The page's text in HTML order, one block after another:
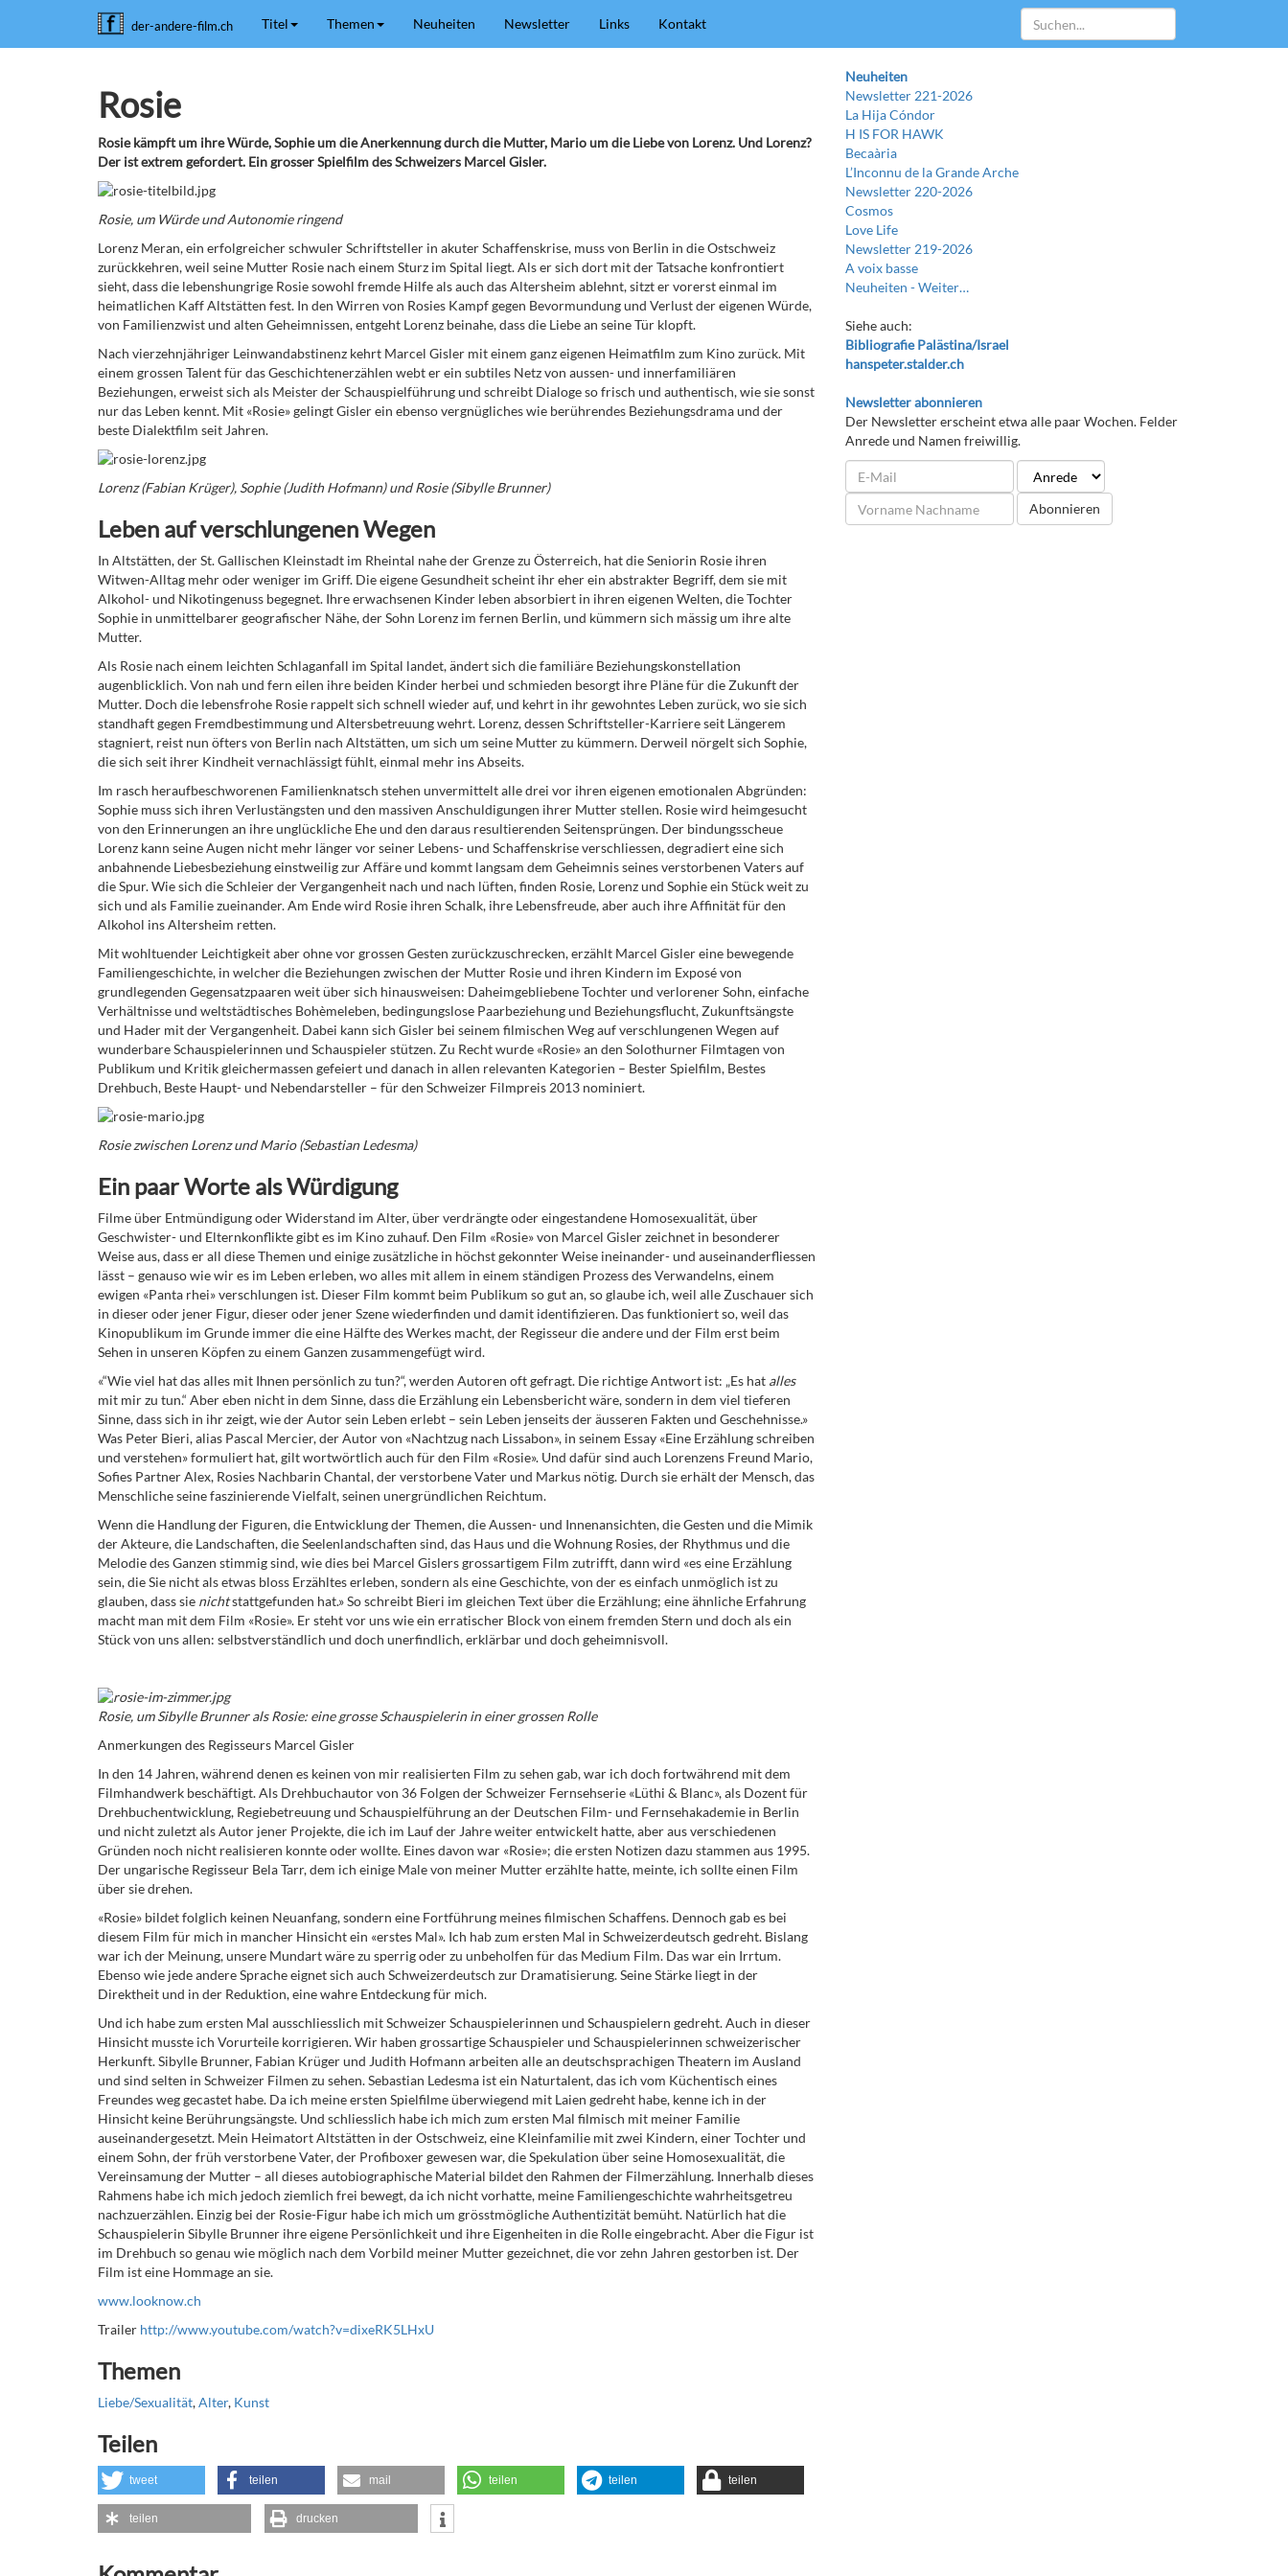
der-andere-film.ch Titel Themen Neuheiten Newsletter Links Kontakt
Rosie
Rosie kämpft um ihre Würde, Sophie um die Anerkennung durch die Mutter, Mario um die Liebe von Lorenz. Und Lorenz?
Der ist extrem gefordert. Ein grosser Spielfilm des Schweizers Marcel Gisler.
Rosie, um Würde und Autonomie ringend
Lorenz Meran, ein erfolgreicher schwuler Schriftsteller in akuter Schaffenskrise, muss von Berlin in die Ostschweiz
zurückkehren, weil seine Mutter Rosie nach einem Sturz im Spital liegt. Als er sich dort mit der Tatsache konfrontiert
sieht, dass die lebenshungrige Rosie sowohl fremde Hilfe als auch das Altersheim ablehnt, sitzt er vorerst einmal im
heimatlichen Kaff Altstätten fest. In den Wirren von Rosies Kampf gegen Bevormundung und Verlust der eigenen Würde,
von Familienzwist und alten Geheimnissen, entgeht Lorenz beinahe, dass die Liebe an seine Tür klopft.
Nach vierzehnjähriger Leinwandabstinenz kehrt Marcel Gisler mit einem ganz eigenen Heimatfilm zum Kino zurück. Mit
einem grossen Talent für das Geschichtenerzählen webt er ein subtiles Netz von aussen- und innerfamiliären
Beziehungen, erweist sich als Meister der Schauspielführung und schreibt Dialoge so frisch und authentisch, wie sie sonst
nur das Leben kennt. Mit «Rosie» gelingt Gisler ein ebenso vergnügliches wie berührendes Beziehungsdrama und der
beste Dialektfilm seit Jahren.
Lorenz (Fabian Krüger), Sophie (Judith Hofmann) und Rosie (Sibylle Brunner)
Leben auf verschlungenen Wegen
In Altstätten, der St. Gallischen Kleinstadt im Rheintal nahe der Grenze zu Österreich, hat die Seniorin Rosie ihren
Witwen-Alltag mehr oder weniger im Griff. Die eigene Gesundheit scheint ihr eher ein abstrakter Begriff, dem sie mit
Alkohol- und Nikotingenuss begegnet. Ihre erwachsenen Kinder leben absorbiert in ihren eigenen Welten, die Tochter
Sophie in unmittelbarer geografischer Nähe, der Sohn Lorenz im fernen Berlin, und kümmern sich mässig um ihre alte
Mutter.
Als Rosie nach einem leichten Schlaganfall im Spital landet, ändert sich die familiäre Beziehungskonstellation
augenblicklich. Von nah und fern eilen ihre beiden Kinder herbei und schmieden besorgt ihre Pläne für die Zukunft der
Mutter. Doch die lebensfrohe Rosie rappelt sich schnell wieder auf, und kehrt in ihr gewohntes Leben zurück, wo sie sich
standhaft gegen Fremdbestimmung und Altersbetreuung wehrt. Lorenz, dessen Schriftsteller-Karriere seit Längerem
stagniert, reist nun öfters von Berlin nach Altstätten, um sich um seine Mutter zu kümmern. Derweil nörgelt sich Sophie,
die sich seit ihrer Kindheit vernachlässigt fühlt, einmal mehr ins Abseits.
Im rasch heraufbeschworenen Familienknatsch stehen unvermittelt alle drei vor ihren eigenen emotionalen Abgründen:
Sophie muss sich ihren Verlustängsten und den massiven Anschuldigungen ihrer Mutter stellen. Rosie wird heimgesucht
von den Erinnerungen an ihre unglückliche Ehe und den daraus resultierenden Seitensprüngen. Der bindungsscheue
Lorenz kann seine Augen nicht mehr länger vor seiner Lebens- und Schaffenskrise verschliessen, degradiert eine sich
anbahnende Liebesbeziehung einstweilig zur Affäre und kommt langsam dem Geheimnis seines verstorbenen Vaters auf
die Spur. Wie sich die Schleier der Vergangenheit nach und nach lüften, finden Rosie, Lorenz und Sophie ein Stück weit zu
sich und als Familie zueinander. Am Ende wird Rosie ihren Schalk, ihre Lebensfreude, aber auch ihre Affinität für den
Alkohol ins Altersheim retten.
Mit wohltuender Leichtigkeit aber ohne vor grossen Gesten zurückzuschrecken, erzählt Marcel Gisler eine bewegende
Familiengeschichte, in welcher die Beziehungen zwischen der Mutter Rosie und ihren Kindern im Exposé von
grundlegenden Gegensatzpaaren weit über sich hinausweisen: Daheimgebliebene Tochter und verlorener Sohn, einfache
Verhältnisse und weltstädtisches Bohèmeleben, bedingungslose Paarbeziehung und Beziehungsflucht, Zukunftsängste
und Hader mit der Vergangenheit. Dabei kann sich Gisler bei seinem filmischen Weg auf verschlungenen Wegen auf
wunderbare Schauspielerinnen und Schauspieler stützen. Zu Recht wurde «Rosie» an den Solothurner Filmtagen von
Publikum und Kritik gleichermassen gefeiert und danach in allen relevanten Kategorien – Bester Spielfilm, Bestes
Drehbuch, Beste Haupt- und Nebendarsteller – für den Schweizer Filmpreis 2013 nominiert.
Rosie zwischen Lorenz und Mario (Sebastian Ledesma)
Ein paar Worte als Würdigung
Filme über Entmündigung oder Widerstand im Alter, über verdrängte oder eingestandene Homosexualität, über
Geschwister- und Elternkonflikte gibt es im Kino zuhauf. Den Film «Rosie» von Marcel Gisler zeichnet in besonderer
Weise aus, dass er all diese Themen und einige zusätzliche in höchst gekonnter Weise ineinander- und auseinanderfliessen
lässt – genauso wie wir es im Leben erleben, wo alles mit allem in einem ständigen Prozess des Verwandelns, einem
ewigen «Panta rhei» verschlungen ist. Dieser Film kommt beim Publikum so gut an, so glaube ich, weil alle Zuschauer sich
in dieser oder jener Figur, dieser oder jener Szene wiederfinden und damit identifizieren. Das funktioniert so, weil das
Kinopublikum im Grunde immer die eine Hälfte des Werkes macht, der Regisseur die andere und der Film erst beim
Sehen in unseren Köpfen zu einem Ganzen zusammengefügt wird.
«“Wie viel hat das alles mit Ihnen persönlich zu tun?“, werden Autoren oft gefragt. Die richtige Antwort ist: „Es hat alles
mit mir zu tun.“ Aber eben nicht in dem Sinne, dass die Erzählung ein Lebensbericht wäre, sondern in dem viel tieferen
Sinne, dass sich in ihr zeigt, wie der Autor sein Leben erlebt – sein Leben jenseits der äusseren Fakten und Geschehnisse.»
Was Peter Bieri, alias Pascal Mercier, der Autor von «Nachtzug nach Lissabon», in seinem Essay «Eine Erzählung schreiben
und verstehen» formuliert hat, gilt wortwörtlich auch für den Film «Rosie». Und dafür sind auch Lorenzens Freund Mario,
Sofies Partner Alex, Rosies Nachbarin Chantal, der verstorbene Vater und Markus nötig. Durch sie erhält der Mensch, das
Menschliche seine faszinierende Vielfalt, seinen unergründlichen Reichtum.
Wenn die Handlung der Figuren, die Entwicklung der Themen, die Aussen- und Innenansichten, die Gesten und die Mimik
der Akteure, die Landschaften, die Seelenlandschaften sind, das Haus und die Wohnung Rosies, der Rhythmus und die
Melodie des Ganzen stimmig sind, wie dies bei Marcel Gislers grossartigem Film zutrifft, dann wird «es eine Erzählung
sein, die Sie nicht als etwas bloss Erzähltes erleben, sondern als eine Geschichte, von der es einfach unmöglich ist zu
glauben, dass sie nichtstattgefunden hat.» So schreibt Bieri im gleichen Text über die Erzählung; eine ähnliche Erfahrung
macht man mit dem Film «Rosie». Er steht vor uns wie ein erratischer Block von einem fremden Stern und doch als ein
Stück von uns allen: selbstverständlich und doch unerfindlich, erklärbar und doch geheimnisvoll.
Rosie, um Sibylle Brunner als Rosie: eine grosse Schauspielerin in einer grossen Rolle
Anmerkungen des Regisseurs Marcel Gisler
In den 14 Jahren, während denen es keinen von mir realisierten Film zu sehen gab, war ich doch fortwährend mit dem
Filmhandwerk beschäftigt. Als Drehbuchautor von 36 Folgen der Schweizer Fernsehserie «Lüthi & Blanc», als Dozent für
Drehbuchentwicklung, Regiebetreuung und Schauspielführung an der Deutschen Film- und Fernsehakademie in Berlin
und nicht zuletzt als Autor jener Projekte, die ich im Lauf der Jahre weiter entwickelt hatte, aber aus verschiedenen
Gründen noch nicht realisieren konnte oder wollte. Eines davon war «Rosie»; die ersten Notizen dazu stammen aus 1995.
Der ungarische Regisseur Bela Tarr, dem ich einige Male von meiner Mutter erzählte hatte, meinte, ich sollte einen Film
über sie drehen.
«Rosie» bildet folglich keinen Neuanfang, sondern eine Fortführung meines filmischen Schaffens. Dennoch gab es bei
diesem Film für mich in mancher Hinsicht ein «erstes Mal». Ich hab zum ersten Mal in Schweizerdeutsch gedreht. Bislang
war ich der Meinung, unsere Mundart wäre zu sperrig oder zu unbeholfen für das Medium Film. Das war ein Irrtum.
Ebenso wie jede andere Sprache eignet sich auch Schweizerdeutsch zur Dramatisierung. Seine Stärke liegt in der
Direktheit und in der Reduktion, eine wahre Entdeckung für mich.
Und ich habe zum ersten Mal ausschliesslich mit Schweizer Schauspielerinnen und Schauspielern gedreht. Auch in dieser
Hinsicht musste ich Vorurteile korrigieren. Wir haben grossartige Schauspieler und Schauspielerinnen schweizerischer
Herkunft. Sibylle Brunner, Fabian Krüger und Judith Hofmann arbeiten alle an deutschsprachigen Theatern im Ausland
und sind selten in Schweizer Filmen zu sehen. Sebastian Ledesma ist ein Naturtalent, das ich vom Küchentisch eines
Freundes weg gecastet habe. Da ich meine ersten Spielfilme überwiegend mit Laien gedreht habe, kenne ich in der
Hinsicht keine Berührungsängste. Und schliesslich habe ich mich zum ersten Mal filmisch mit meiner Familie
auseinandergesetzt. Mein Heimatort Altstätten in der Ostschweiz, eine Kleinfamilie mit zwei Kindern, einer Tochter und
einem Sohn, der früh verstorbene Vater, der Profiboxer gewesen war, die Spekulation über seine Homosexualität, die
Vereinsamung der Mutter – all dieses autobiographische Material bildet den Rahmen der Filmerzählung. Innerhalb dieses
Rahmens habe ich mich jedoch ziemlich frei bewegt, da ich nicht vorhatte, meine Familiengeschichte wahrheitsgetreu
nachzuerzählen. Einzig bei der Rosie-Figur habe ich mich um grösstmögliche Authentizität bemüht. Natürlich hat die
Schauspielerin Sibylle Brunner ihre eigene Persönlichkeit und ihre Eigenheiten in die Rolle eingebracht. Aber die Figur ist
im Drehbuch so genau wie möglich nach dem Vorbild meiner Mutter gezeichnet, die vor zehn Jahren gestorben ist. Der
Film ist eine Hommage an sie.
www.looknow.ch
Trailer http://www.youtube.com/watch?v=dixeRK5LHxU
Themen
Liebe/Sexualität,Alter, Kunst
Teilen
tweet teilen mail teilen teilen teilen
teilen drucken
Neuheiten
Newsletter 221-2026
La Hija Cóndor
H IS FOR HAWK
Becaària
L’Inconnu de la Grande Arche
Newsletter 220-2026
Cosmos
Love Life
Newsletter 219-2026
A voix basse
Neuheiten -Weiter…
Siehe auch:
Bibliografie Palästina/Israel
hanspeter.stalder.ch
Newsletter abonnieren
Der Newsletter erscheint etwa alle paar Wochen. Felder
Anrede und Namen freiwillig.
Abonnieren